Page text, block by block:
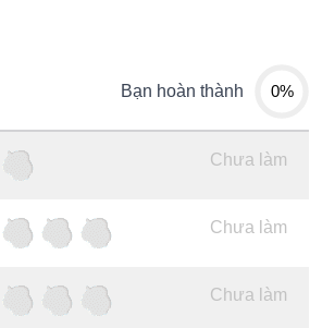
Bạn hoàn thành 0%
Chưa làm
Chưa làm
Chưa làm